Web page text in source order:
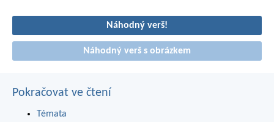
Náhodný verš!
Náhodný verš s obrázkem
Pokračovat ve čtení
Témata